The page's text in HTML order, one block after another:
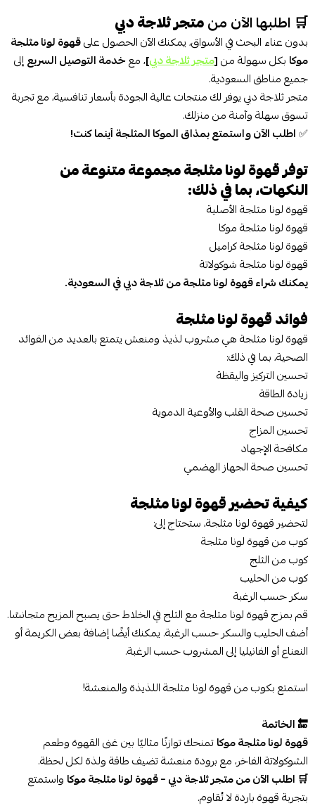
🛒 اطلبها الآن منمتجر ثلاجة دبي
بدون عناء البحث في الأسواق، يمكنك الآن الحصول علىقهوة لونا مثلجة
موكا بكل سهولة من[متجر ثلاجة دبي]، معخدمة التوصيل السريعإلى
جميع مناطق السعودية.
متجر ثلاجة دبي يوفر لك منتجات عالية الجودة بأسعار تنافسية، مع تجربة
تسوق سهلة وآمنة من منزلك.
✅اطلب الآن واستمتع بمذاق الموكا المثلجة أينما كنت!
توفر قهوة لونا مثلجة مجموعة متنوعة من
النكهات، بما في ذلك:
قهوة لونا مثلجة الأصلية
قهوة لونا مثلجة موكا
قهوة لونا مثلجة كراميل
قهوة لونا مثلجة شوكولاتة
يمكنك شراء قهوة لونا مثلجة من ثلاجة دبي في السعودية.
فوائد قهوة لونا مثلجة
قهوة لونا مثلجة هي مشروب لذيذ ومنعش يتمتع بالعديد من الفوائد
الصحية، بما في ذلك:
تحسين التركيز واليقظة
زيادة الطاقة
تحسين صحة القلب والأوعية الدموية
تحسين المزاج
مكافحة الإجهاد
تحسين صحة الجهاز الهضمي
كيفية تحضير قهوة لونا مثلجة
لتحضير قهوة لونا مثلجة، ستحتاج إلى:
كوب من قهوة لونا مثلجة
كوب من الثلج
كوب من الحليب
سكر حسب الرغبة
قم بمزج قهوة لونا مثلجة مع الثلج في الخلاط حتى يصبح المزيج متجانسًا.
أضف الحليب والسكر حسب الرغبة. يمكنك أيضًا إضافة بعض الكريمة أو
النعناع أو الفانيليا إلى المشروب حسب الرغبة.
استمتع بكوب من قهوة لونا مثلجة اللذيذة والمنعشة!
🔚 الخاتمة
قهوة لونا مثلجة موكاتمنحك توازنًا مثاليًا بين غنى القهوة وطعم
الشوكولاتة الفاخر، مع برودة منعشة تضيف طاقة ولذة لكل لحظة.
🛒 اطلب الآن من متجر ثلاجة دبي – قهوة لونا مثلجة موكا واستمتع
بتجربة قهوة باردة لا تُقاوم.